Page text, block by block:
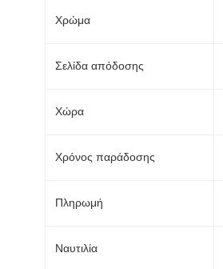
Χρώμα
Σελίδα απόδοσης
Χώρα
Χρόνος παράδοσης
Πληρωμή
Ναυτιλία